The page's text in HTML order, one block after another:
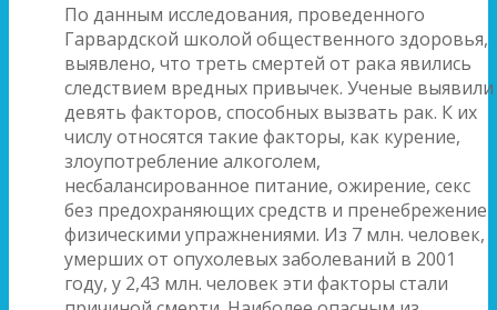
По данным исследования, проведенного
Гарвардской школой общественного здоровья,
выявлено, что треть смертей от рака явились
следствием вредных привычек. Ученые выявили
девять факторов, способных вызвать рак. К их
числу относятся такие факторы, как курение,
злоупотребление алкоголем,
несбалансированное питание, ожирение, секс
без предохраняющих средств и пренебрежение
физическими упражнениями. Из 7 млн. человек,
умерших от опухолевых заболеваний в 2001
году, у 2,43 млн. человек эти факторы стали